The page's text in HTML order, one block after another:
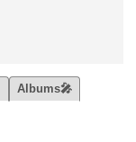
Albums🎤